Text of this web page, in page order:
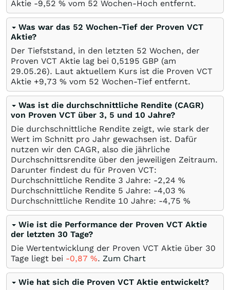
Aktie -9,52 % vom 52 Wochen-Hoch entfernt.
Was war das 52 Wochen-Tief der Proven VCT
Aktie?
Der Tiefststand, in den letzten 52 Wochen, der
Proven VCT Aktie lag bei 0,5195 GBP (am
29.05.26). Laut aktuellem Kurs ist die Proven VCT
Aktie +9,73 % vom 52 Wochen-Tief entfernt.
Was ist die durchschnittliche Rendite (CAGR)
von Proven VCT über 3, 5 und 10 Jahre?
Die durchschnittliche Rendite zeigt, wie stark der
Wert im Schnitt pro Jahr gewachsen ist. Dafür
nutzen wir den CAGR, also die jährliche
Durchschnittsrendite über den jeweiligen Zeitraum.
Darunter findest du für Proven VCT:
Durchschnittliche Rendite 3 Jahre: -2,24 %
Durchschnittliche Rendite 5 Jahre: -4,03 %
Durchschnittliche Rendite 10 Jahre: -4,75 %
Wie ist die Performance der Proven VCT Aktie
der letzten 30 Tage?
Die Wertentwicklung der Proven VCT Aktie über 30
Tage liegt bei -0,87 %. Zum Chart
Wie hat sich die Proven VCT Aktie entwickelt?